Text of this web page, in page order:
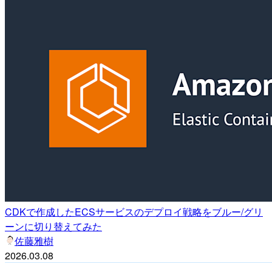
CDKで作成したECSサービスのデプロイ戦略をブルー/グリ
ーンに切り替えてみた
佐藤雅樹
2026.03.08